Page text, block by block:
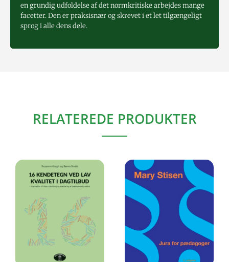
en grundig udfoldelse af det normkritiske arbejdes mange
facetter. Den er praksisnær og skrevet i et let tilgængeligt
sprog i alle dens dele.
RELATEREDE PRODUKTER